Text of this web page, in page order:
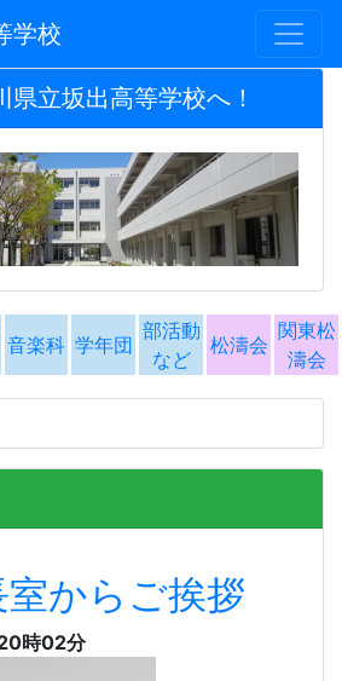
学校
県立坂出高等学校へ！
音楽科 学年団
部活動
など
松濤会
関東松
濤会
からご挨拶
時02分